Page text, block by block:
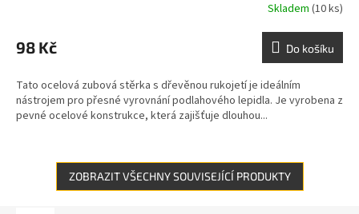
Skladem (10 ks)
98 Kč Do košíku
Tato ocelová zubová stěrka s dřevěnou rukojetí je ideálním
nástrojem pro přesné vyrovnání podlahového lepidla. Je vyrobena z
pevné ocelové konstrukce, která zajišťuje dlouhou...
ZOBRAZIT VŠECHNY SOUVISEJÍCÍ PRODUKTY